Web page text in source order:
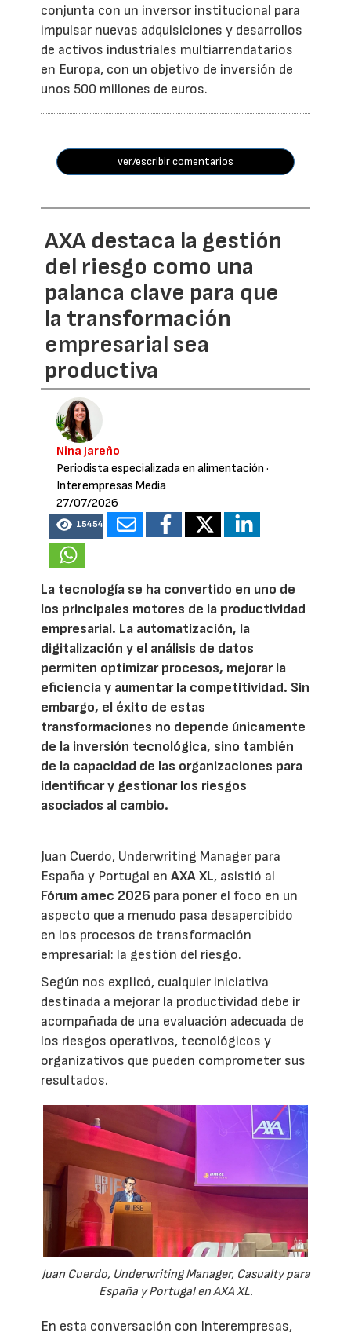
conjunta con un inversor institucional para
impulsar nuevas adquisiciones y desarrollos
de activos industriales multiarrendatarios
en Europa, con un objetivo de inversión de
unos 500 millones de euros.
ver/escribir comentarios
AXA destaca la gestión
del riesgo como una
palanca clave para que
la transformación
empresarial sea
productiva
Nina Jareño
Periodista especializada en alimentación ·
Interempresas Media
27/07/2026
15454
La tecnología se ha convertido en uno de
los principales motores de la productividad
empresarial. La automatización, la
digitalización y el análisis de datos
permiten optimizar procesos, mejorar la
eficiencia y aumentar la competitividad. Sin
embargo, el éxito de estas
transformaciones no depende únicamente
de la inversión tecnológica, sino también
de la capacidad de las organizaciones para
identificar y gestionar los riesgos
asociados al cambio.
Juan Cuerdo, Underwriting Manager para
España y Portugal enAXA XL, asistió al
Fórum amec 2026 para poner el foco en un
aspecto que a menudo pasa desapercibido
en los procesos de transformación
empresarial: la gestión del riesgo.
Según nos explicó, cualquier iniciativa
destinada a mejorar la productividad debe ir
acompañada de una evaluación adecuada de
los riesgos operativos, tecnológicos y
organizativos que pueden comprometer sus
resultados.
Juan Cuerdo, Underwriting Manager, Casualty para
España y Portugal en AXA XL.
En esta conversación con Interempresas,